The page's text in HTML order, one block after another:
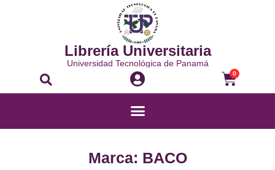
Librería Universitaria
Universidad Tecnológica de Panamá
Buscar 0
Carrito
Menú
Marca: BACO